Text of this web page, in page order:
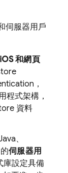
伺服器用戶
和網頁
，
程式架構，
資料
、
伺服器用
庫設定具備